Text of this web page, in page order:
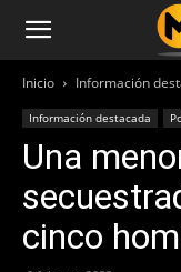
Inicio Información
Información destacada
Una
cinco